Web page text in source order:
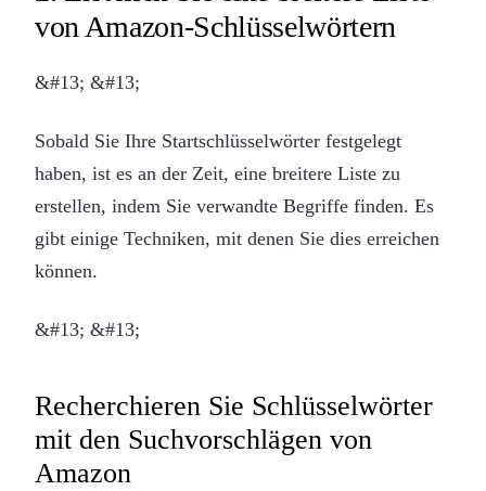
von Amazon-Schlüsselwörtern
&#13; &#13;
Sobald Sie Ihre Startschlüsselwörter festgelegt
haben, ist es an der Zeit, eine breitere Liste zu
erstellen, indem Sie verwandte Begriffe finden. Es
gibt einige Techniken, mit denen Sie dies erreichen
können.
&#13; &#13;
Recherchieren Sie Schlüsselwörter
mit den Suchvorschlägen von
Amazon